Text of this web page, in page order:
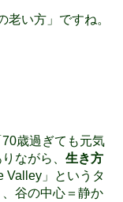
老い方」ですね。
歳過ぎても元気
ながら、 生き方
Valley」というタ
谷の中心＝静か